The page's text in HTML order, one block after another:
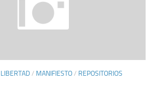
LIBERTAD/ MANIFIESTO/ REPOSITORIOS